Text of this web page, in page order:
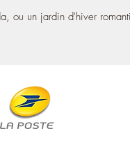
ou un jardin d'hiver